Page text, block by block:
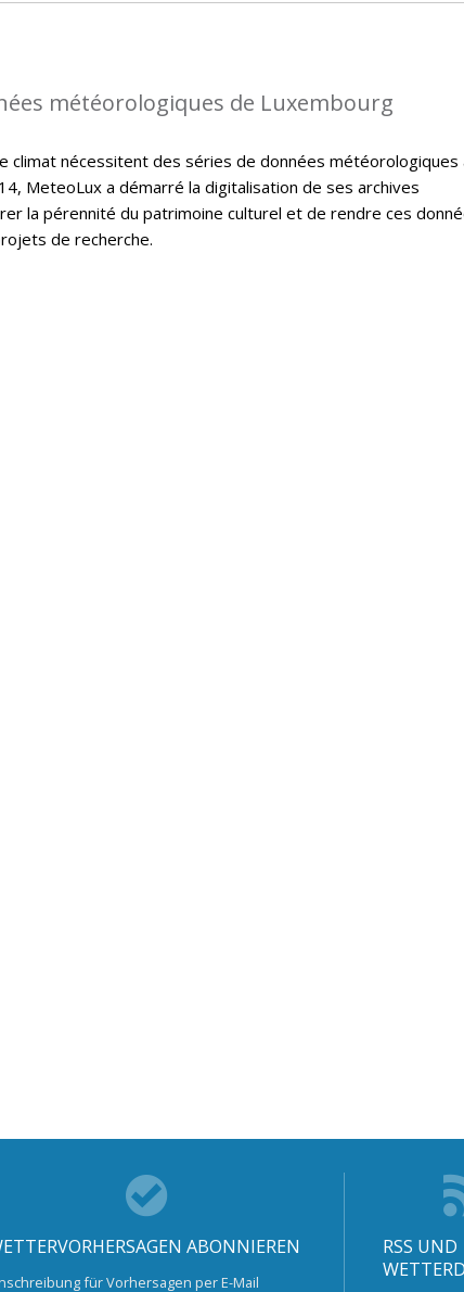
météorologiques de Luxembourg
climat nécessitent des séries de données météorologiques
MeteoLux a démarré la digitalisation de ses archives
la pérennité du patrimoine culturel et de rendre ces
de recherche.
ABONNIEREN
für Vorhersagen per E-Mail
RSS UND